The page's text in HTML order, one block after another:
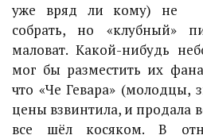
уже вряд ли кому) не
собрать, но «клубный»
маловат. Какой-нибудь
мог бы разместить их
что «Че Гевара» (молодцы,
цены взвинтила, и продала
все шёл косяком. В